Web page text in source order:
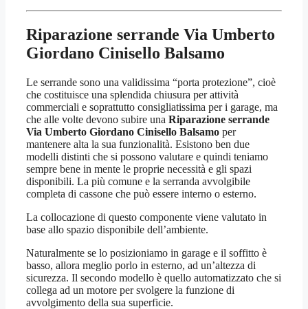
Riparazione serrande Via Umberto
Giordano Cinisello Balsamo
Le serrande sono una validissima “porta protezione”, cioè
che costituisce una splendida chiusura per attività
commerciali e soprattutto consigliatissima per i garage, ma
che alle volte devono subire una Riparazione serrande
Via Umberto Giordano Cinisello Balsamo per
mantenere alta la sua funzionalità. Esistono ben due
modelli distinti che si possono valutare e quindi teniamo
sempre bene in mente le proprie necessità e gli spazi
disponibili. La più comune e la serranda avvolgibile
completa di cassone che può essere interno o esterno.
La collocazione di questo componente viene valutato in
base allo spazio disponibile dell’ambiente.
Naturalmente se lo posizioniamo in garage e il soffitto è
basso, allora meglio porlo in esterno, ad un’altezza di
sicurezza. Il secondo modello è quello automatizzato che si
collega ad un motore per svolgere la funzione di
avvolgimento della sua superficie.